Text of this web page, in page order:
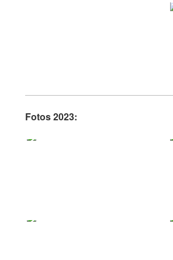
Fotos 2023: